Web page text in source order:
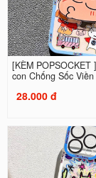
[KÈM POPSOCKET
con Chống Sốc
28.000 đ